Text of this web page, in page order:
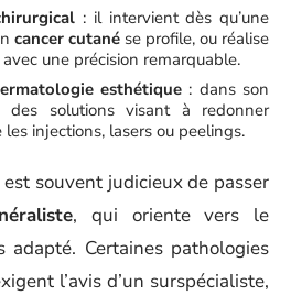
: il intervient dès qu’une
cancer cutané se profile, ou réalise
une précision remarquable.
esthétique : dans son
des solutions visant à redonner
injections, lasers ou peelings.
souvent judicieux de passer
, qui oriente vers le
Certaines pathologies
l’avis d’un surspécialiste,